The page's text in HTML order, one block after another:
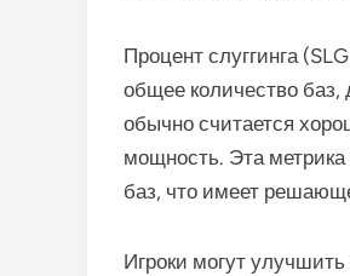
Процент слуггинга
общее количество баз,
обычно считается
мощность. Эта метрика
баз, что имеет
Игроки могут